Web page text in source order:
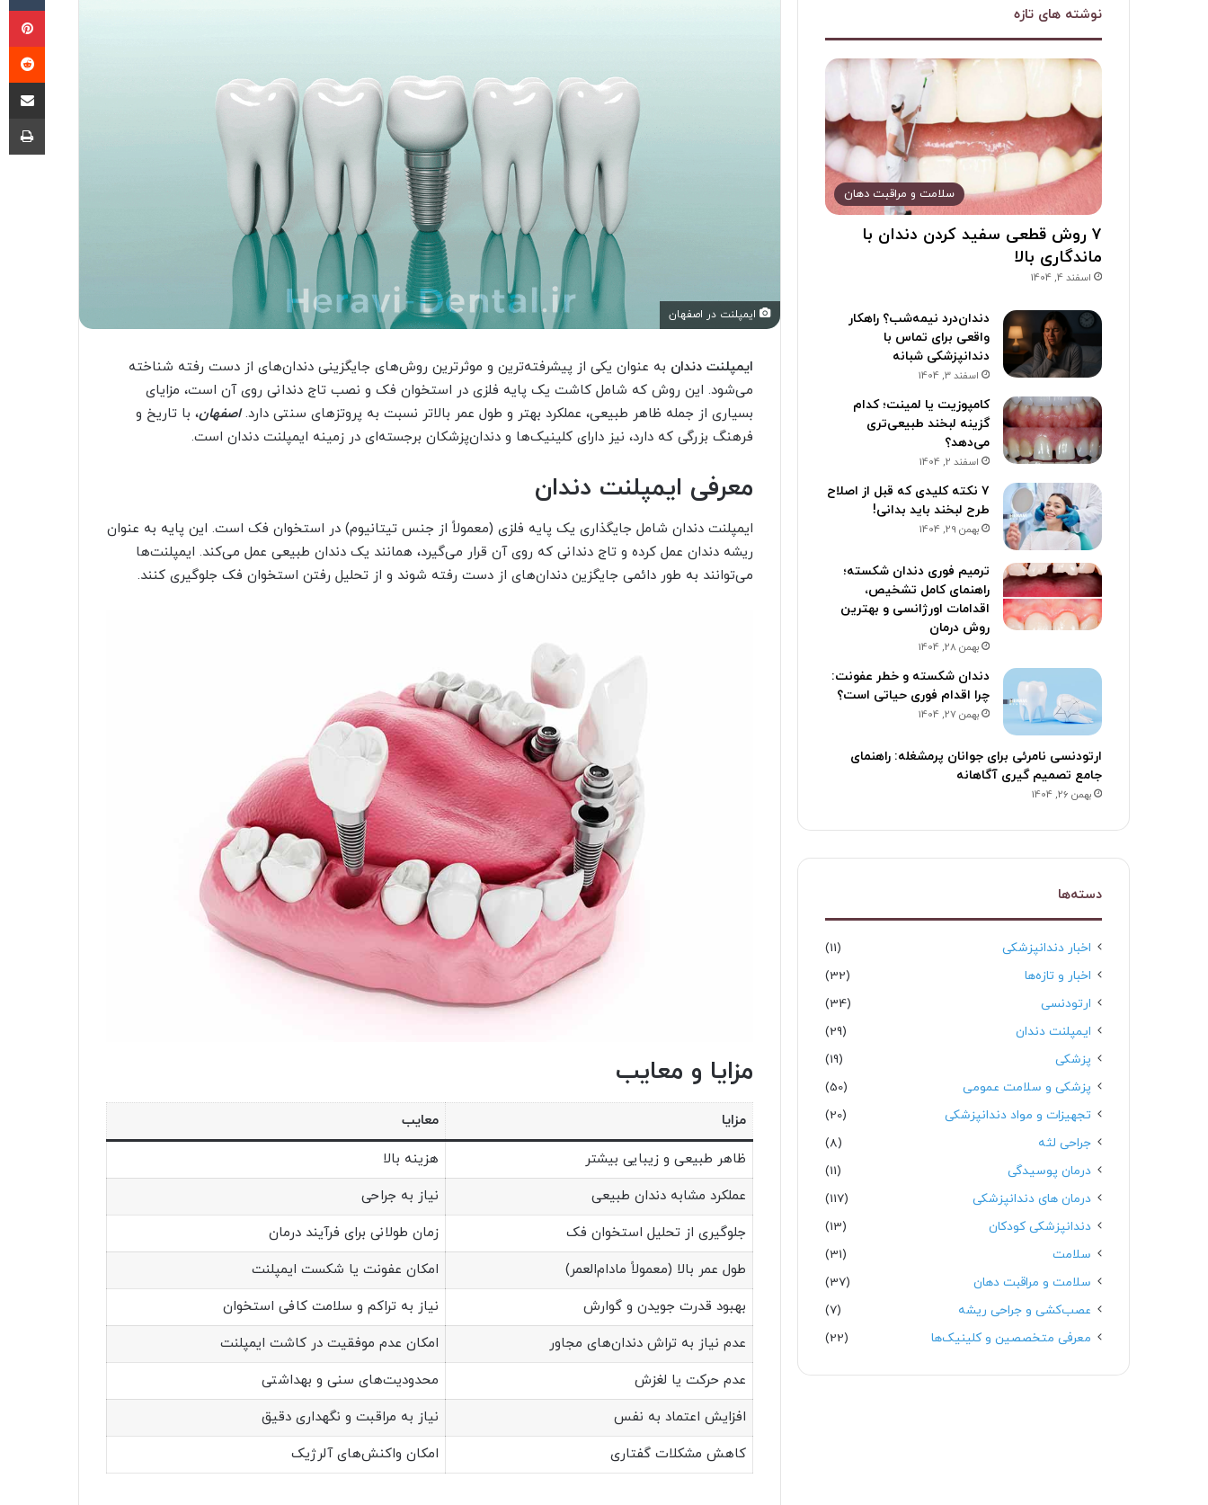
ایمپلنت در اصفهان
ایمپلنت دندان به عنوان یکی از پیشرفته‌ترین و موثرترین روش‌های جایگزینی دندان‌های از دست رفته شناخته
می‌شود. این روش که شامل کاشت یک پایه فلزی در استخوان فک و نصب تاج دندانی روی آن است، مزایای
بسیاری از جمله ظاهر طبیعی، عملکرد بهتر و طول عمر بالاتر نسبت به پروتزهای سنتی دارد.اصفهان، با تاریخ و
فرهنگ بزرگی که دارد، نیز دارای کلینیک‌ها و دندان‌پزشکان برجسته‌ای در زمینه ایمپلنت دندان است.
معرفی ایمپلنت دندان
ایمپلنت دندان شامل جایگذاری یک پایه فلزی (معمولاً از جنس تیتانیوم) در استخوان فک است. این پایه به عنوان
ریشه دندان عمل کرده و تاج دندانی که روی آن قرار می‌گیرد، همانند یک دندان طبیعی عمل می‌کند. ایمپلنت‌ها
می‌توانند به طور دائمی جایگزین دندان‌های از دست رفته شوند و از تحلیل رفتن استخوان فک جلوگیری کنند.
مزایا و معایب
مزایا معایب
ظاهر طبیعی و زیبایی بیشتر
هزینه بالا
عملکرد مشابه دندان طبیعی
نیاز به جراحی
جلوگیری از تحلیل استخوان فک
زمان طولانی برای فرآیند درمان
طول عمر بالا (معمولاً مادام‌العمر)
امکان عفونت یا شکست ایمپلنت
بهبود قدرت جویدن و گوارش
نیاز به تراکم و سلامت کافی استخوان
عدم نیاز به تراش دندان‌های مجاور
امکان عدم موفقیت در کاشت ایمپلنت
عدم حرکت یا لغزش
محدودیت‌های سنی و بهداشتی
افزایش اعتماد به نفس
نیاز به مراقبت و نگهداری دقیق
کاهش مشکلات گفتاری
امکان واکنش‌های آلرژیک
نوشته های تازه
سلامت و مراقبت دهان
۷ روش قطعی سفید کردن دندان با
ماندگاری بالا
اسفند 4, 1404
دندان‌درد نیمه‌شب؟ راهکار
واقعی برای تماس با
دندانپزشکی شبانه
اسفند 3, 1404
کامپوزیت یا لمینت؛ کدام
گزینه لبخند طبیعی‌تری
می‌دهد؟
اسفند 2, 1404
۷ نکته کلیدی که قبل از اصلاح
طرح لبخند باید بدانی!
بهمن 29, 1404
ترمیم فوری دندان شکسته؛
راهنمای کامل تشخیص،
اقدامات اورژانسی و بهترین
روش درمان
بهمن 28, 1404
دندان شکسته و خطر عفونت:
چرا اقدام فوری حیاتی است؟
بهمن 27, 1404
ارتودنسی نامرئی برای جوانان پرمشغله: راهنمای
جامع تصمیم گیری آگاهانه
بهمن 26, 1404
دسته‌ها
اخبار دندانپزشکی
(11)
اخبار و تازه‌ها
(32)
ارتودنسی
(34)
ایمپلنت دندان
(29)
پزشکی
(19)
پزشکی و سلامت عمومی
(50)
تجهیزات و مواد دندانپزشکی
(20)
جراحی لثه
(8)
درمان پوسیدگی
(11)
درمان های دندانپزشکی
(117)
دندانپزشکی کودکان
(13)
سلامت
(31)
سلامت و مراقبت دهان
(37)
عصب‌کشی و جراحی ریشه
(7)
معرفی متخصصین و کلینیک‌ها
(22)
اشتراک